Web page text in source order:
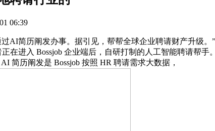
06:39
简历阐发办事。据引见，帮帮全球企业聘请财产升级。
在进入 Bossjob 企业端后，自研打制的人工智能聘请帮
简历阐发是 Bossjob 按照 HR 聘请需求大数据，